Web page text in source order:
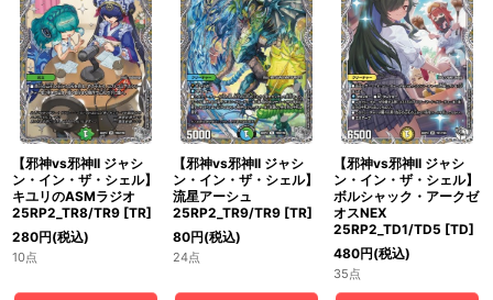
【邪神vs邪神II ジャシ
ン・イン・ザ・シェル】
キユリのASMラジオ
25RP2_TR8/TR9 [TR]
280円(税込)
10点
【邪神vs邪神II ジャシ
ン・イン・ザ・シェル】
流星アーシュ
25RP2_TR9/TR9 [TR]
80円(税込)
24点
【邪神vs邪神II ジャシ
ン・イン・ザ・シェル】
ボルシャック・アークゼ
オスNEX
25RP2_TD1/TD5 [TD]
480円(税込)
35点